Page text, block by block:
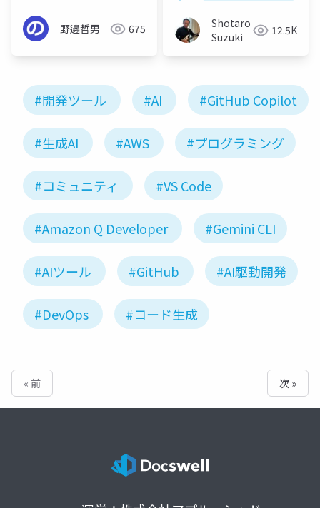
野邊哲男 675
Shotaro
Suzuki
12.5K
#開発ツール #AI #GitHub Copilot
#生成AI #AWS #プログラミング
#コミュニティ #VS Code
#Amazon Q Developer #Gemini CLI
#AIツール #GitHub #AI駆動開発
#DevOps #コード生成
« 前 次 »